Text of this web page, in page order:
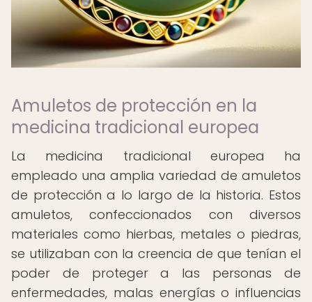
Amuletos de protección en la
medicina tradicional europea
La medicina tradicional europea ha
empleado una amplia variedad de amuletos
de protección a lo largo de la historia. Estos
amuletos, confeccionados con diversos
materiales como hierbas, metales o piedras,
se utilizaban con la creencia de que tenían el
poder de proteger a las personas de
enfermedades, malas energías o influencias